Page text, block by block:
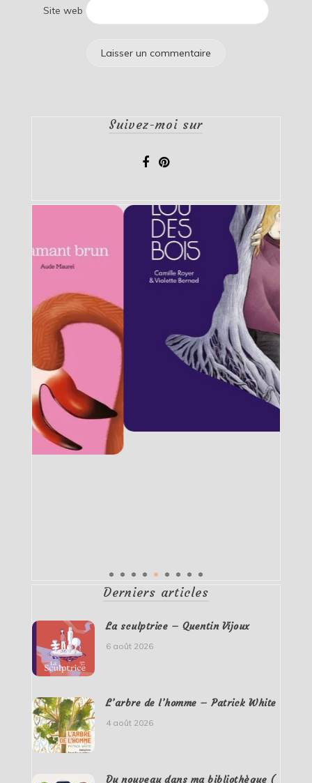
Site web
Suivez-moi sur
Derniers articles
La sculptrice – Quentin Vijoux
6 août 2026
L’arbre de l’homme – Patrick White
4 août 2026
Du nouveau dans ma bibliothèque (